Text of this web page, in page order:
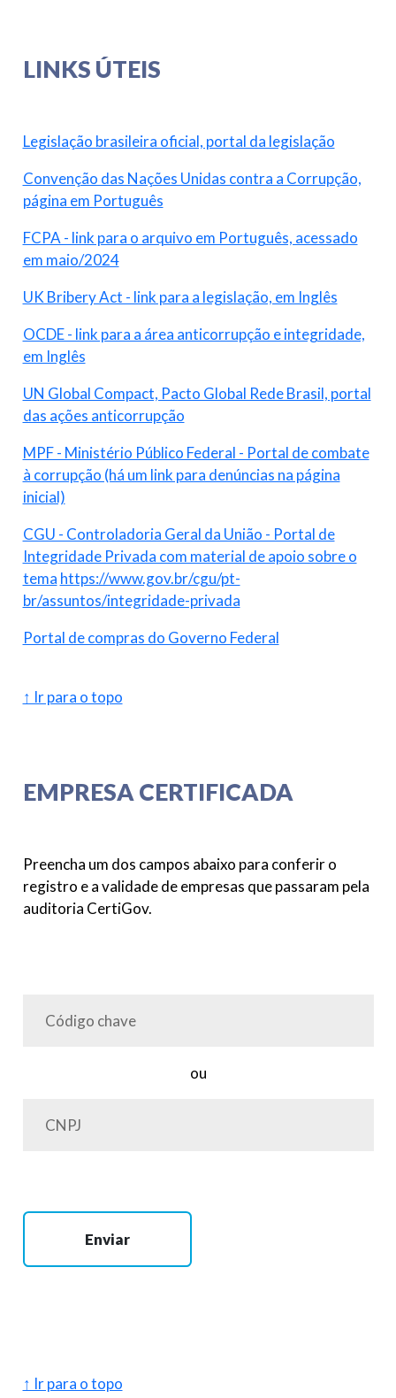
LINKS ÚTEIS
Legislação brasileira oficial, portal da legislação
Convenção das Nações Unidas contra a Corrupção,
página em Português
FCPA - link para o arquivo em Português, acessado
em maio/2024
UK Bribery Act - link para a legislação, em Inglês
OCDE - link para a área anticorrupção e integridade,
em Inglês
UN Global Compact, Pacto Global Rede Brasil, portal
das ações anticorrupção
MPF - Ministério Público Federal - Portal de combate
à corrupção (há um link para denúncias na página
inicial)
CGU - Controladoria Geral da União - Portal de
Integridade Privada com material de apoio sobre o
tema https://www.gov.br/cgu/pt-
br/assuntos/integridade-privada
Portal de compras do Governo Federal
↑ Ir para o topo
EMPRESA CERTIFICADA
Preencha um dos campos abaixo para conferir o
registro e a validade de empresas que passaram pela
auditoria CertiGov.
ou
Enviar
↑ Ir para o topo